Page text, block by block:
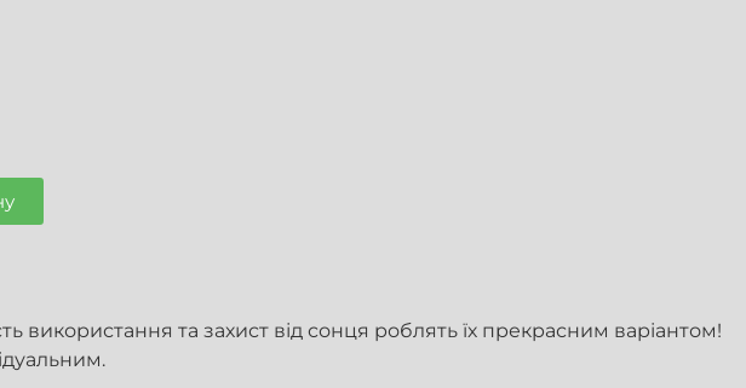
використання та захист від сонця роблять їх прекрасним варіантом!